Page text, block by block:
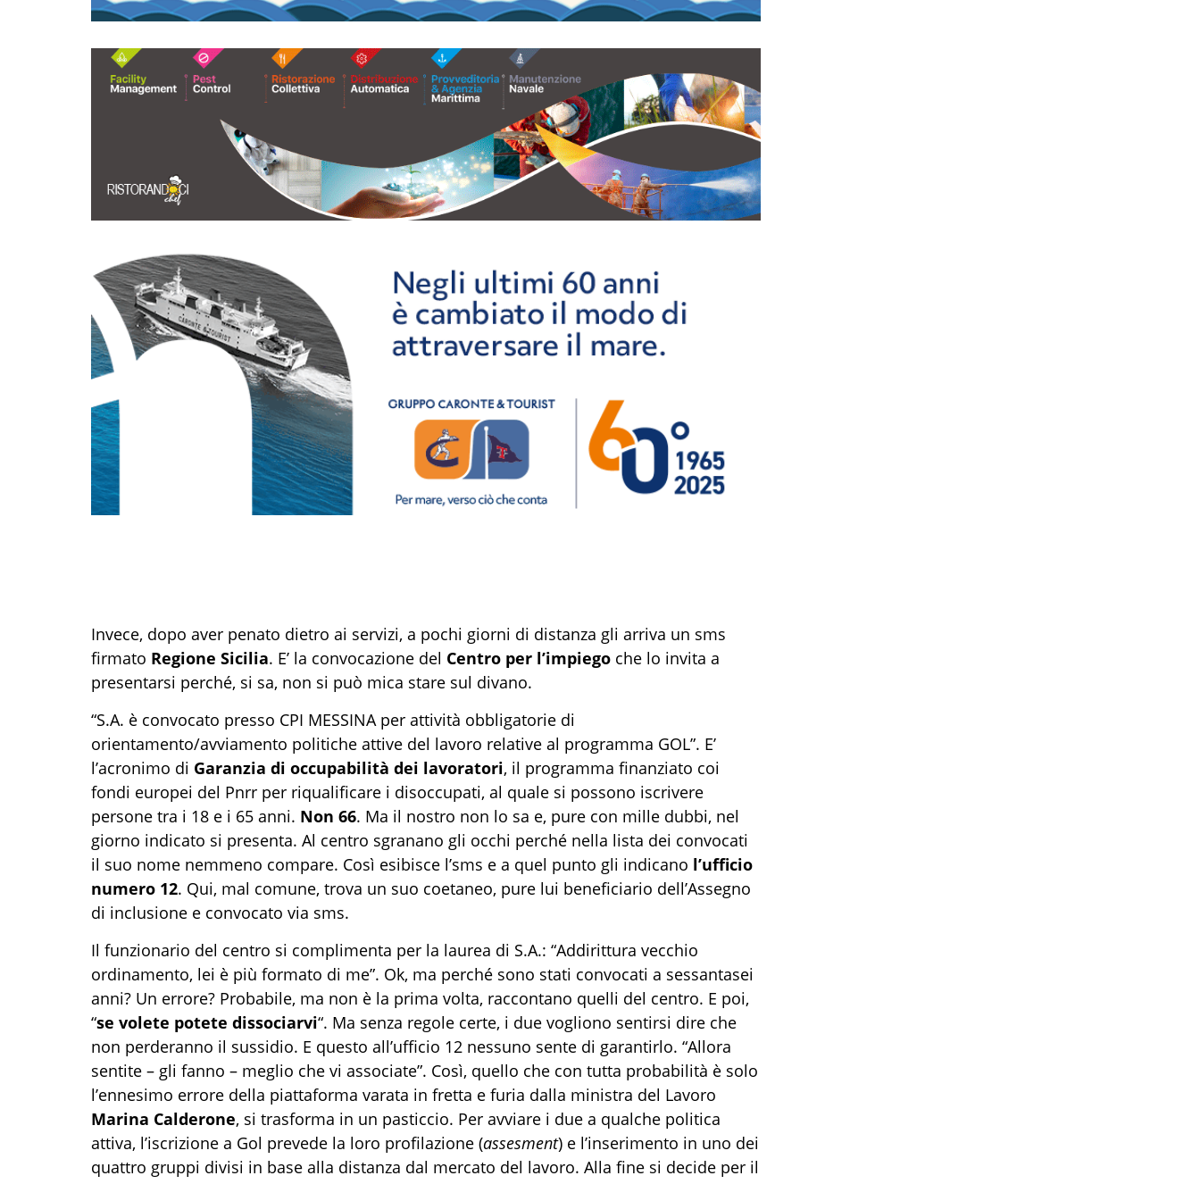
Invece, dopo aver penato dietro ai servizi, a pochi giorni di distanza gli arriva un sms
firmato Regione Sicilia. E’ la convocazione del Centro per l’impiego che lo invita a
presentarsi perché, si sa, non si può mica stare sul divano.
“S.A. è convocato presso CPI MESSINA per attività obbligatorie di
orientamento/avviamento politiche attive del lavoro relative al programma GOL”. E’
l’acronimo di Garanzia di occupabilità dei lavoratori, il programma finanziato coi
fondi europei del Pnrr per riqualificare i disoccupati, al quale si possono iscrivere
persone tra i 18 e i 65 anni. Non 66. Ma il nostro non lo sa e, pure con mille dubbi, nel
giorno indicato si presenta. Al centro sgranano gli occhi perché nella lista dei convocati
il suo nome nemmeno compare. Così esibisce l’sms e a quel punto gli indicano l’ufficio
numero 12. Qui, mal comune, trova un suo coetaneo, pure lui beneficiario dell’Assegno
di inclusione e convocato via sms.
Il funzionario del centro si complimenta per la laurea di S.A.: “Addirittura vecchio
ordinamento, lei è più formato di me”. Ok, ma perché sono stati convocati a sessantasei
anni? Un errore? Probabile, ma non è la prima volta, raccontano quelli del centro. E poi,
“se volete potete dissociarvi“. Ma senza regole certe, i due vogliono sentirsi dire che
non perderanno il sussidio. E questo all’ufficio 12 nessuno sente di garantirlo. “Allora
sentite – gli fanno – meglio che vi associate”. Così, quello che con tutta probabilità è solo
l’ennesimo errore della piattaforma varata in fretta e furia dalla ministra del Lavoro
Marina Calderone, si trasforma in un pasticcio. Per avviare i due a qualche politica
attiva, l’iscrizione a Gol prevede la loro profilazione (assesment) e l’inserimento in uno dei
quattro gruppi divisi in base alla distanza dal mercato del lavoro. Alla fine si decide per il